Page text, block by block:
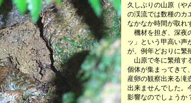
久しぶりの山原（や
の渓流では数種のカ
なかなか時間が取れ
機材を担ぎ、深夜
ッ」という甲高い声
が、例年どおりに繁
山原で冬に繁殖す
個体が集まってきて
産卵の観察出来る滝
出来ませんでした。
影響なのでしょうか